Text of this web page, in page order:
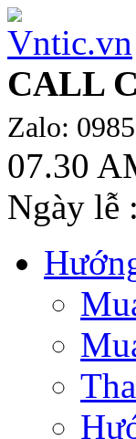
CALL
Zalo:
07.30
Ngày lễ